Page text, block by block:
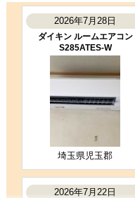
ても良かったです。ありがとう
いました。
（ご本人様より）
工事満足度 ★★★★★
購入の決め手
商品選定がしやすかった
お客
2026年7月28日
ダイキン ルームエアコン
S285ATES-W
埼玉県児玉郡
2026年7月22日